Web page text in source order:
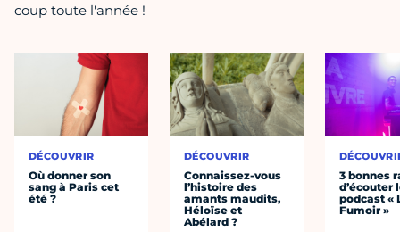
coup toute l'année !
DÉCOUVRIR
Où donner son
sang à Paris cet
été ?
DÉCOUVRIR
Connaissez-vous
l’histoire des
amants maudits,
Héloïse et
Abélard ?
3 bonnes
d’écouter
podcast «
Fumoir »